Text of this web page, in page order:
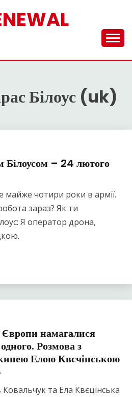
Білоус (uk)
Білоусом – 24 лютого
чотири роки в армії.
зараз? Як ти
Я оператор дрона,
намагалися
Розмова з
Елою Квєчінською
Ковальчук та Ела Квєцінська